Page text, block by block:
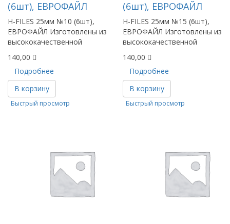
(6шт), ЕВРОФАЙЛ
H-FILES 25мм №10 (6шт),
ЕВРОФАЙЛ Изготовлены из
высококачественной
140,00
Подробнее
В корзину
(6шт), ЕВРОФАЙЛ
H-FILES 25мм №15 (6шт),
ЕВРОФАЙЛ Изготовлены из
высококачественной
140,00
Подробнее
В корзину
Быстрый просмотр Быстрый просмотр